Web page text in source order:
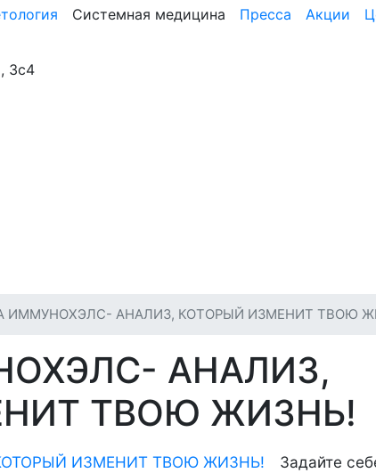
Системная медицина Пресса Акции
3с4
ИММУНОХЭЛС- АНАЛИЗ, КОТОРЫЙ ИЗМЕНИТ ТВОЮ
АНАЛИЗ,
ТВОЮ ЖИЗНЬ!
Задайте